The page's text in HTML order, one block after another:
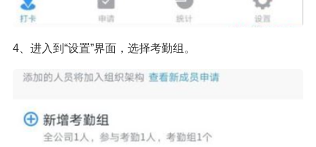
4、进入到“设置”界面，选择考勤组。